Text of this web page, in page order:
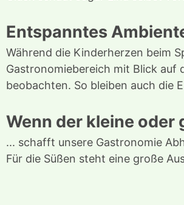
Entspanntes
Während die Kinderherzen beim
Gastronomiebereich mit Blick auf
beobachten. So bleiben auch die
Wenn der kleine oder
... schafft unsere Gastronomie
Für die Süßen steht eine große